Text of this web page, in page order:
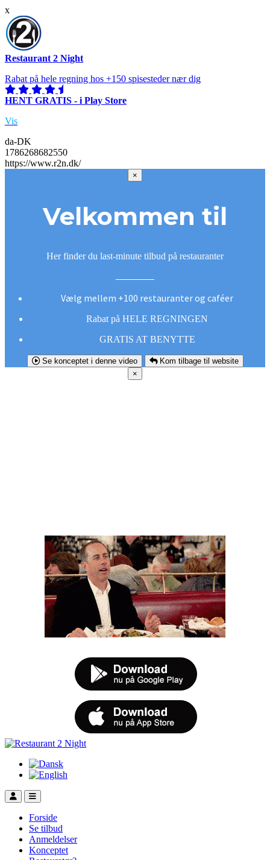
x
Restaurant 2 Night
Rabat på hele regning hos +150 spisesteder nær dig
HENT GRATIS - i Play Store
Vis
da-DK
1786268682550
https://www.r2n.dk/
×
Velkommen til
Her finder du last-minute tilbud på restauranter
Vælg mellem +100 restauranter og caféer
Rabat på HELE REGNINGEN
GRATIS AT BENYTTE
Se konceptet i denne video
Kom tilbage til website
×
Forside
Se tilbud
Anmeldelser
Konceptet